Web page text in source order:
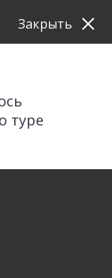
туре
Закрыть